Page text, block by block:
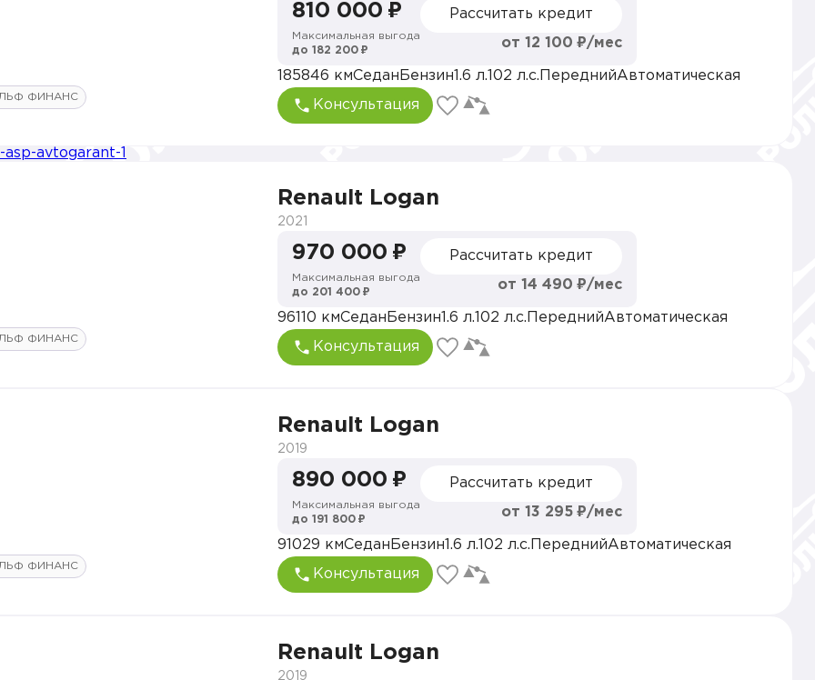
ФИНАНС
810 000 ₽
Максимальная выгода
до 182 200 ₽
Рассчитать кредит
от 12 100 ₽/мес
185846 кмСедан Бензин 1.6 л. 102 л.с. ПереднийАвтоматическая
Консультация
ФИНАНС
Renault Logan
2021
970 000 ₽
Максимальная выгода
до 201 400 ₽
Рассчитать кредит
от 14 490 ₽/мес
96110 кмСедан Бензин 1.6 л. 102 л.с. ПереднийАвтоматическая
Консультация
ФИНАНС
Renault Logan
2019
890 000 ₽
Максимальная выгода
до 191 800 ₽
Рассчитать кредит
от 13 295 ₽/мес
91029 кмСедан Бензин 1.6 л. 102 л.с. ПереднийАвтоматическая
Консультация
Renault Logan
2019